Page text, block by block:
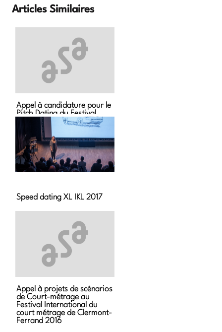
Articles Similaires
Appel à candidature pour le
Pitch Dating du Festival
Court Métrange 2016
Speed dating XL IKL 2017
Appel à projets de scénarios
de Court-métrage au
Festival International du
court métrage de Clermont-
Ferrand 2016